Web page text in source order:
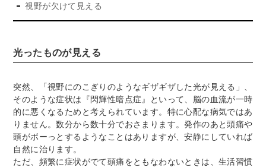
視野が欠けて見える
光ったものが見える
突然、「視野にのこぎりのようなギザギザした光が見える」、
そのような症状は『閃輝性暗点症』といって、脳の血流が一時
的に悪くなるためと考えられています。特に心配な病気ではあ
りません。数分から数十分でおさまります。発作のあと頭痛や
頭がボーっとするようなことはありますが、安静にしていれば
自然に治ります。
ただ、頻繁に症状がでて頭痛をともなわないときは、生活習慣